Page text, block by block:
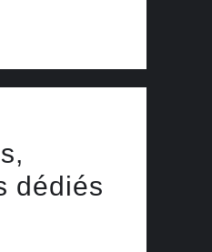
dédiés